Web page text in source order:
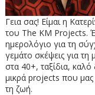
Γεια σας! Είμαι η
του The KM Projects.
ημερολόγιο για τη
γεμάτο σκέψεις για τη
στα 40+, ταξίδια,
μικρά projects που
τη ζωή.